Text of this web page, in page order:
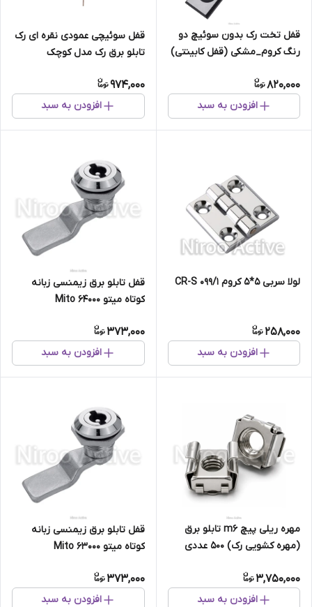
قفل تخت رک بدون سوئیچ دو
رنگ کروم_مشکی (قفل کابینتی)
820,000
افزودن به سبد
قفل سوئیچی عمودی نقره ای رک
تابلو برق رک مدل کوچک
974,000
افزودن به سبد
لولا سربی ۵*۵ کروم ۰۹۹/۱ CR-S
258,000
افزودن به سبد
قفل تابلو برق زیمنسی زبانه
کوتاه میتو Mito 64000
373,000
افزودن به سبد
مهره ریلی پیچ m6 تابلو برق
(مهره کشویی رک) ۵۰۰ عددی
3,750,000
افزودن به سبد
قفل تابلو برق زیمنسی زبانه
کوتاه میتو Mito 63000
373,000
افزودن به سبد